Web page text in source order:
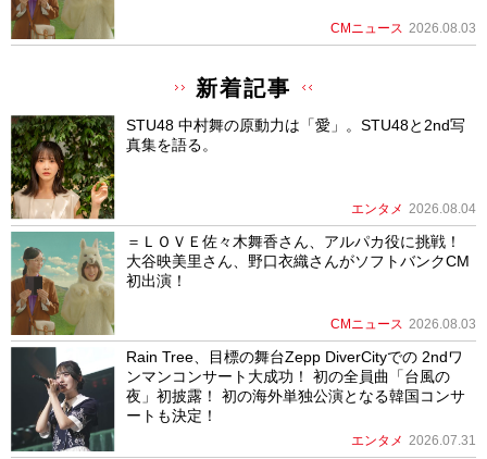
CMニュース 2026.08.03
新着記事
STU48 中村舞の原動力は「愛」。STU48と2nd写
真集を語る。
エンタメ 2026.08.04
＝ＬＯＶＥ佐々木舞香さん、アルパカ役に挑戦！
大谷映美里さん、野口衣織さんがソフトバンクCM
初出演！
CMニュース 2026.08.03
Rain Tree、目標の舞台Zepp DiverCityでの 2ndワ
ンマンコンサート大成功！ 初の全員曲「台風の
夜」初披露！ 初の海外単独公演となる韓国コンサ
ートも決定！
エンタメ 2026.07.31